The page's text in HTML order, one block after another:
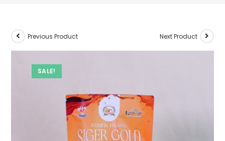
SALE!
Previous Product Next Product